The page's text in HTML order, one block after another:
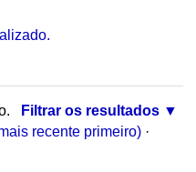
Filtrar os resultados
recente primeiro) ·